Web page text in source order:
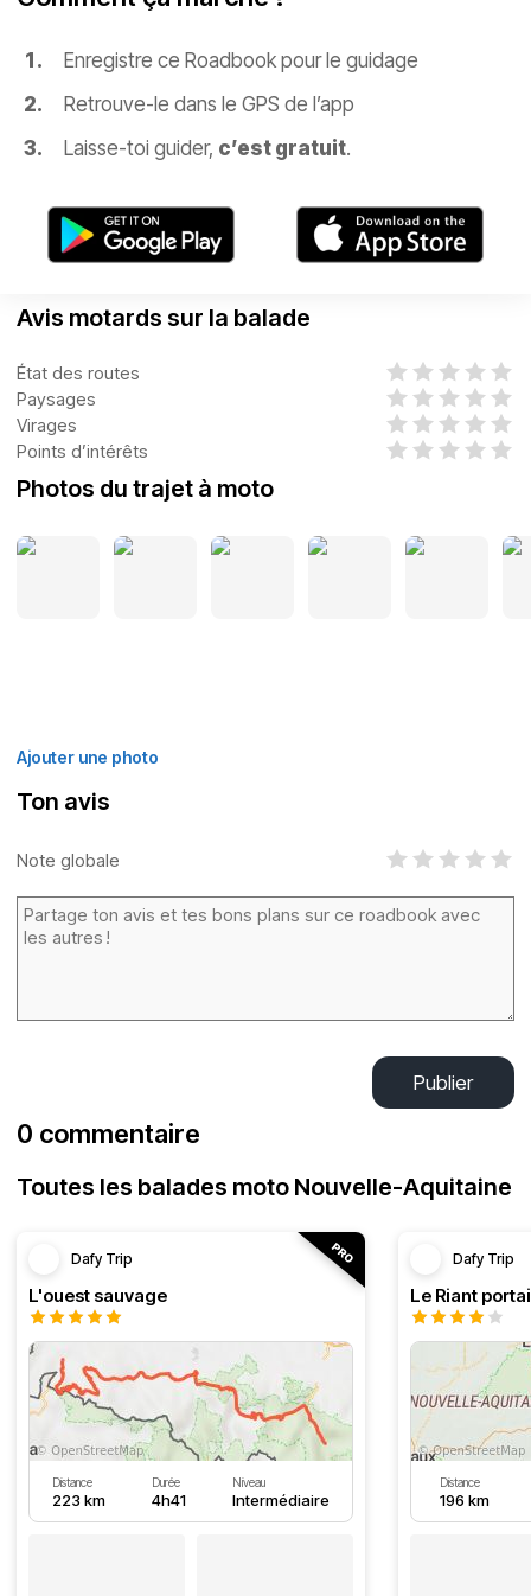
Enregistre ce Roadbook pour le guidage
Retrouve-le dans le GPS de l’app
Laisse-toi guider, c’est gratuit.
Avis motards sur la balade
État des routes
Paysages
Virages
Points d’intérêts
Photos du trajet à moto
Ajouter une photo
Ton avis
Note globale
Publier
0 commentaire
Toutes les balades moto Nouvelle-Aquitaine
Dafy Trip
L'ouest sauvage
Distance
223 km
Durée
4h41
Niveau
Intermédiaire
Dafy Trip
Le Riant
Distance
196 km